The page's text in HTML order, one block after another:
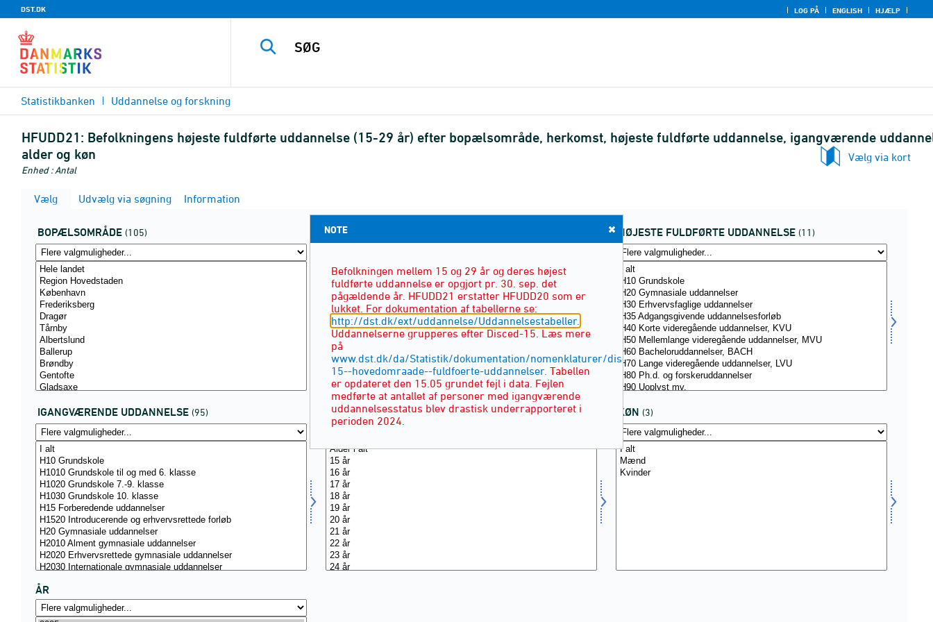
DST.DK LOG PÅ ENGLISH HJÆLP
Statistikbanken Uddannelse og forskning
HFUDD21: Befolkningens højeste fuldførte uddannelse (15-29 år) efter bopælsområde, herkomst, højeste fuldførte uddannelse, igangværende
alder og køn
Enhed : Antal
Vælg via kort
Vælg Udvælg via søgning Information
BOPÆLSOMRÅDE (105) HERKOMST HØJESTE FULDFØRTE UDDANNELSE (11)
IGANGVÆRENDE UDDANNELSE (95) ALDER (16) KØN (3)
ÅR
NOTE
Befolkningen mellem 15 og 29 år og deres højest
fuldførte uddannelse er opgjort pr. 30. sep. det
pågældende år. HFUDD21 erstatter HFUDD20 som er
lukket. For dokumentation af tabellerne se:
http://dst.dk/ext/uddannelse/Uddannelsestabeller.
Uddannelserne grupperes efter Disced-15. Læs mere
på
www.dst.dk/da/Statistik/dokumentation/nomenklaturer/disced-
15--hovedomraade--fuldfoerte-uddannelser. Tabellen
er opdateret den 15.05 grundet fejl i data. Fejlen
medførte at antallet af personer med igangværende
uddannelsesstatus blev drastisk underrapporteret i
perioden 2024.